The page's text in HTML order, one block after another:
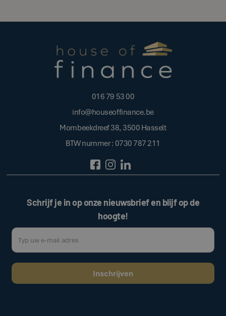
016 79 53 00
info@houseoffinance.be
Mombeekdreef 38, 3500 Hasselt
BTW nummer : 0730 787 211
Schrijf je in op onze nieuwsbrief en blijf op de
hoogte!